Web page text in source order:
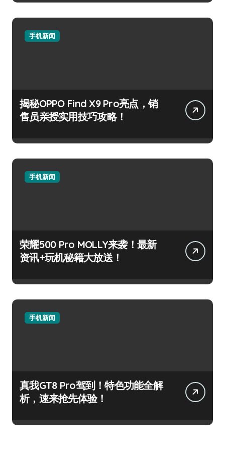
手机新闻
揭秘OPPO Find X9 Pro亮点，销
售员亲授实用技巧攻略！
手机新闻
荣耀500 Pro MOLLY来袭！最新
资讯+玩机秘籍大放送！
手机新闻
真我GT8 Pro驾到！特色功能全解
析，速来抢先体验！